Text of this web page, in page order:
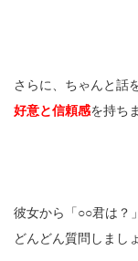
さらに、ちゃんと話
好意と信頼感を持ち
彼女から「○○君は？
どんどん質問しまし